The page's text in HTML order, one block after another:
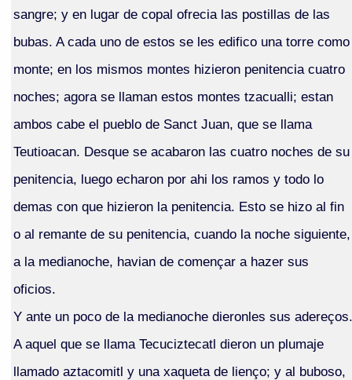
sangre; y en lugar de copal ofrecia las postillas de las
bubas. A cada uno de estos se les edifico una torre como
monte; en los mismos montes hizieron penitencia cuatro
noches; agora se llaman estos montes tzacualli; estan
ambos cabe el pueblo de Sanct Juan, que se llama
Teutioacan. Desque se acabaron las cuatro noches de su
penitencia, luego echaron por ahi los ramos y todo lo
demas con que hizieron la penitencia. Esto se hizo al fin
o al remante de su penitencia, cuando la noche siguiente,
a la medianoche, havian de començar a hazer sus
oficios.
Y ante un poco de la medianoche dieronles sus adereços.
A aquel que se llama Tecuciztecatl dieron un plumaje
llamado aztacomitl y una xaqueta de lienço; y al buboso,